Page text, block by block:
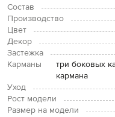
Состав
Производство
Цвет
Декор
Застежка
Карманы
три боковых
кармана
Уход
Рост модели
Размер на модели